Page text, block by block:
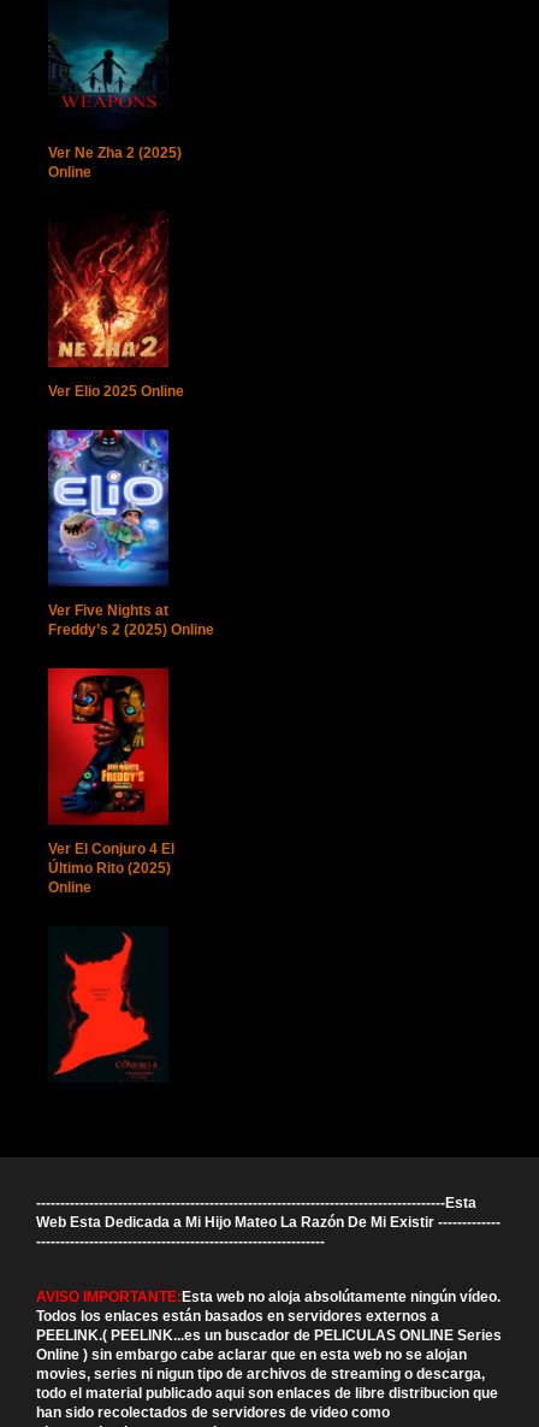
Ver Ne Zha 2 (2025)
Online
Ver Elio 2025 Online
Ver Five Nights at
Freddy’s 2 (2025) Online
Ver El Conjuro 4 El
Último Rito (2025)
Online
-------------------------------------------------------------------------------------Esta
Web Esta Dedicada a Mi Hijo Mateo La Razón De Mi Existir -------------
------------------------------------------------------------
AVISO IMPORTANTE:Esta web no aloja absolútamente ningún vídeo.
Todos los enlaces están basados en servidores externos a
PEELINK.( PEELINK...es un buscador de PELICULAS ONLINE Series
Online ) sin embargo cabe aclarar que en esta web no se alojan
movies, series ni nigun tipo de archivos de streaming o descarga,
todo el material publicado aqui son enlaces de libre distribucion que
han sido recolectados de servidores de video como